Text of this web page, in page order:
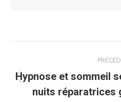
article
Hypnose et sommeil
nuits réparatrices